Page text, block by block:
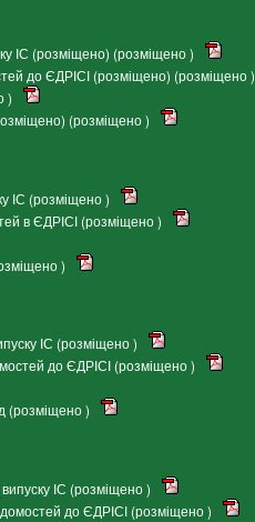
ІС (розміщено) (розміщено )
до ЄДРІСІ (розміщено) (розміщено )
)
(розміщено )
ІС (розміщено )
в ЄДРІСІ (розміщено )
)
ІС (розміщено )
до ЄДРІСІ (розміщено )
(розміщено )
ІС (розміщено )
до ЄДРІСІ (розміщено )